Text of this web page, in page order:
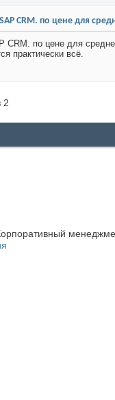
CRM. по цене для
CRM. по цене для
практически всё.
2